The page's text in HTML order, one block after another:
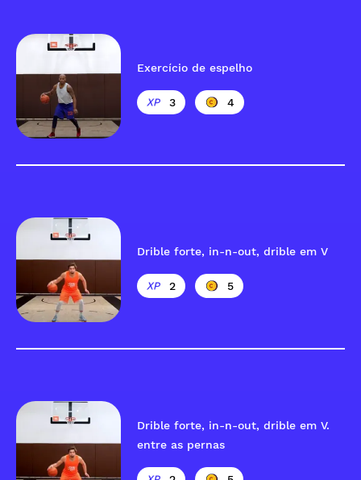
Exercício de espelho
3 4
Drible forte, in-n-out, drible em V
2 5
Drible forte, in-n-out, drible em V.
entre as pernas